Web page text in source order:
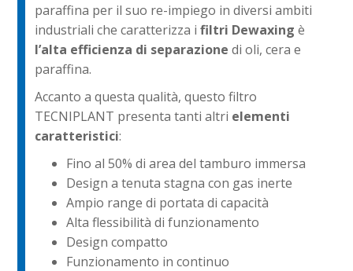
paraffina per il suo re-impiego in diversi ambiti
industriali che caratterizza ifiltri Dewaxing è
l’alta efficienza di separazione di oli, cera e
paraffina.
Accanto a questa qualità, questo filtro
TECNIPLANT presenta tanti altri elementi
caratteristici:
Fino al 50% di area del tamburo immersa
Design a tenuta stagna con gas inerte
Ampio range di portata di capacità
Alta flessibilità di funzionamento
Design compatto
Funzionamento in continuo